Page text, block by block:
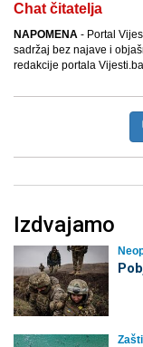
Chat čitatelja
NAPOMENA - Portal
sadržaj bez najave i
redakcije portala
Izdvajamo